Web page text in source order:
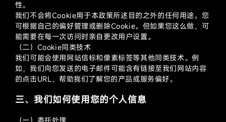
性。
我们不会将Cookie用于本政策所述目的之外的任何用途。您
可根据自己的偏好管理或删除Cookie。但如果您这么做，可
能需要在每一次访问时亲自更改用户设置。
（二）Cookie同类技术
我们可能会使用网站信标和像素标签等其他同类技术。例
如，我们向您发送的电子邮件可能含有链接至我们网站内容
的点击URL，帮助我们了解您的产品或服务偏好。
三、我们如何使用您的个人信息
（一）委托处理